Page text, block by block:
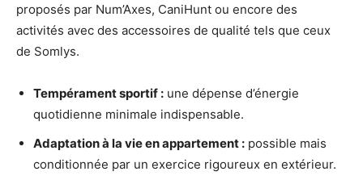
proposés par Num’Axes, CaniHunt ou encore des
activités avec des accessoires de qualité tels que ceux
de Somlys.
Tempérament sportif : une dépense d’énergie
quotidienne minimale indispensable.
Adaptation à la vie en appartement : possible mais
conditionnée par un exercice rigoureux en extérieur.